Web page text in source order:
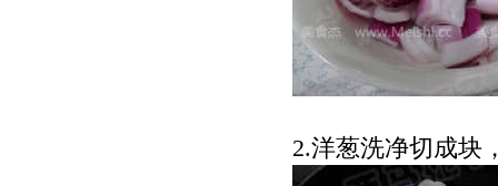
2.洋葱洗净切成块